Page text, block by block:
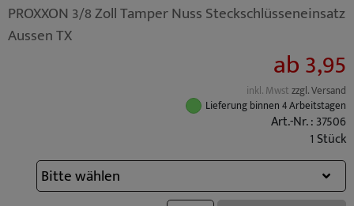
PROXXON 3/8 Zoll Tamper Nuss Steckschlüsseneinsatz
Aussen TX
ab 3,95
inkl. Mwstzzgl. Versand
Lieferung binnen 4 Arbeitstagen
Art.-Nr. : 37506
1 Stück